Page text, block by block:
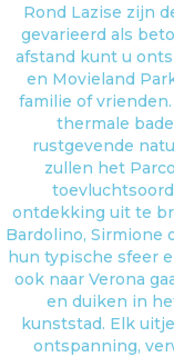
Rond Lazise zijn
gevarieerd als
afstand kunt u
en Movieland
familie of
thermale
rustgevende
zullen het
ontdekking uit te
Bardolino, Sirmione
hun typische sfeer
ook naar Verona
en duiken in
kunststad. Elk
ontspanning,